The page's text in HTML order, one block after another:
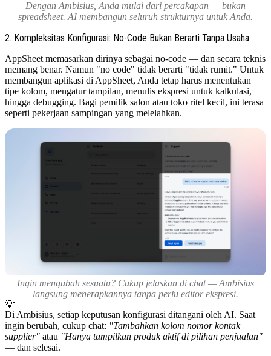
Dengan Ambisius, Anda mulai dari percakapan — bukan
spreadsheet. AI membangun seluruh strukturnya untuk Anda.
2. Kompleksitas Konfigurasi: No-Code Bukan Berarti Tanpa Usaha
AppSheet memasarkan dirinya sebagai no-code — dan secara teknis
memang benar. Namun "no code" tidak berarti "tidak rumit." Untuk
membangun aplikasi di AppSheet, Anda tetap harus menentukan
tipe kolom, mengatur tampilan, menulis ekspresi untuk kalkulasi,
hingga debugging. Bagi pemilik salon atau toko ritel kecil, ini terasa
seperti pekerjaan sampingan yang melelahkan.
Ingin mengubah sesuatu? Cukup jelaskan di chat — Ambisius
langsung menerapkannya tanpa perlu editor ekspresi.
💡
Di Ambisius, setiap keputusan konfigurasi ditangani oleh AI. Saat
ingin berubah, cukup chat: "Tambahkan kolom nomor kontak
supplier" atau "Hanya tampilkan produk aktif di pilihan penjualan"
— dan selesai.